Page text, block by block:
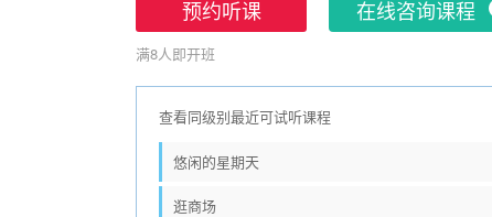
预约听课 在线咨询课程
满8人即开班
查看同级别最近可试听课程
悠闲的星期天
逛商场